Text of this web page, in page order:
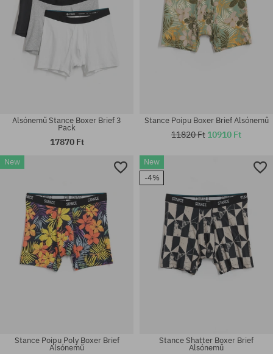
Elérhető méretek:
Elérhető méretek:
XS; S; M; L; XL; XXL
Alsónemű Stance Boxer Brief 3
Pack
17870 Ft
Stance Poipu Boxer Brief Alsónemű
11820 Ft 10910 Ft
New
Stance Poipu Poly Boxer Brief
Alsónemű
New
-4%
Stance Shatter Boxer Brief
Alsónemű